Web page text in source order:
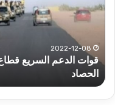
ولاية
شرق
تؤمن
موسم
الحصاد
2022-12-08
قوات الدعم السريع
الحصاد